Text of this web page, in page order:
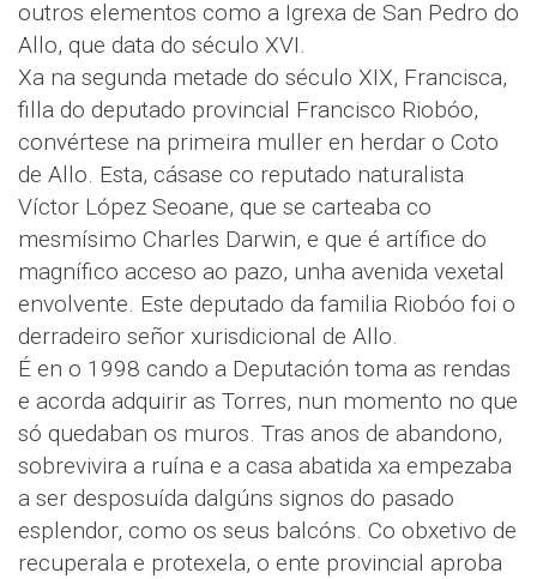
outros elementos como a Igrexa de San Pedro do
Allo, que data do século XVI.
Xa na segunda metade do século XIX, Francisca,
filla do deputado provincial Francisco Riobóo,
convértese na primeira muller en herdar o Coto
de Allo. Esta, cásase co reputado naturalista
Víctor López Seoane, que se carteaba co
mesmísimo Charles Darwin, e que é artífice do
magnífico acceso ao pazo, unha avenida vexetal
envolvente. Este deputado da familia Riobóo foi o
derradeiro señor xurisdicional de Allo.
É en o 1998 cando a Deputación toma as rendas
e acorda adquirir as Torres, nun momento no que
só quedaban os muros. Tras anos de abandono,
sobrevivira a ruína e a casa abatida xa empezaba
a ser desposuída dalgúns signos do pasado
esplendor, como os seus balcóns. Co obxetivo de
recuperala e protexela, o ente provincial aproba